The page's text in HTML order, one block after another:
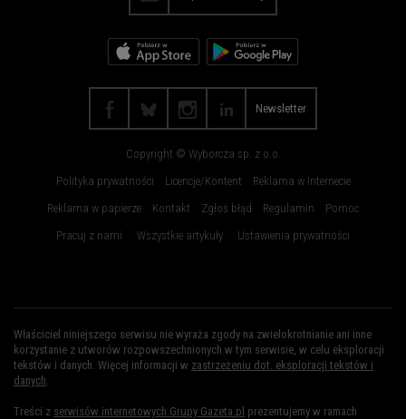
Sosnowiec
Toruń
Wrocław
Zielona Góra
Newsletter
Copyright © Wyborcza sp. z o.o.
Polityka prywatności
Licencje/Kontent
Reklama w Internecie
Reklama w papierze
Kontakt Zgłoś błąd Regulamin
Pomoc
Pracuj z nami
Wszystkie artykuły Ustawienia prywatności
Właściciel niniejszego serwisu nie wyraża zgody na zwielokrotnianie ani inne
korzystanie z utworów rozpowszechnionych w tym serwisie, w celu eksploracji
tekstów i danych. Więcej informacji w zastrzeżeniu dot. eksploracji tekstów i
danych.
Treści z serwisów internetowych Grupy Gazeta.pl prezentujemy w ramach